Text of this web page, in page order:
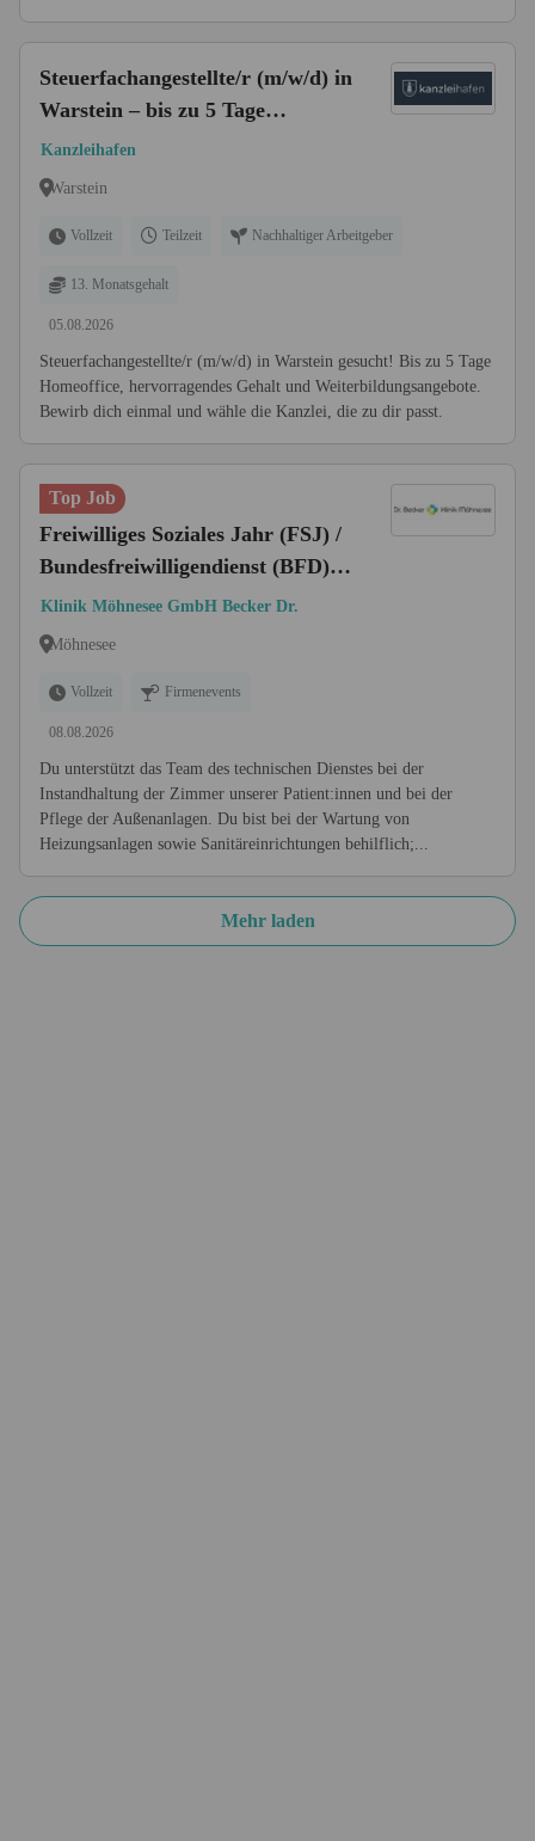
Steuerfachangestellte/r (m/w/d) in
Warstein – bis zu 5 Tage
Homeoffice
Kanzleihafen
Warstein
Vollzeit Teilzeit Nachhaltiger Arbeitgeber
13. Monatsgehalt
05.08.2026
Steuerfachangestellte/r (m/w/d) in Warstein gesucht! Bis zu 5 Tage
Homeoffice, hervorragendes Gehalt und Weiterbildungsangebote.
Bewirb dich einmal und wähle die Kanzlei, die zu dir passt.
Top Job
Freiwilliges Soziales Jahr (FSJ) /
Bundesfreiwilligendienst (BFD)
in der Haustechnik
Klinik Möhnesee GmbH Becker Dr.
Möhnesee
Vollzeit Firmenevents
08.08.2026
Du unterstützt das Team des technischen Dienstes bei der
Instandhaltung der Zimmer unserer Patient:innen und bei der
Pflege der Außenanlagen. Du bist bei der Wartung von
Heizungsanlagen sowie Sanitäreinrichtungen behilflich;...
Mehr laden